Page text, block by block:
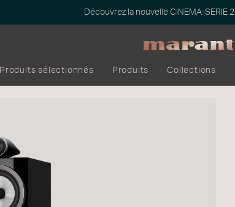
Découvrez la nouvelle CINEMA-SERIE 2.
Produits sélectionnés Produits Collections